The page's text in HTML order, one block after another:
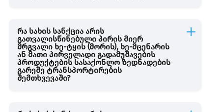
რა სახის სანქცია არის
გათვალისწინებული პირის მიერ
მრგვალი ხე-ტყის (მორის), ხე-მცენარის
ან მათი პირველადი გადამუშავების
პროდუქტების სასაქონლო ზედნადების
გარეშე ტრანსპორტირების
შემთხვევაში?